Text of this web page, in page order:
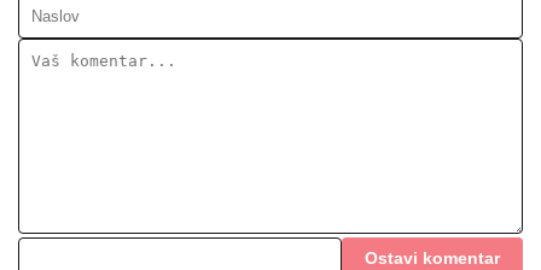
Ostavi komentar